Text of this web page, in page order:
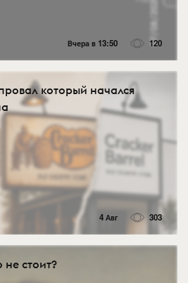
Вчера в 13:50 120
который начался
4 Авг 303
стоит?